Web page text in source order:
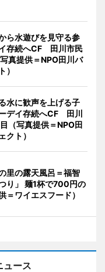
ら水遊びを見守る参
存続へCF 田川市民
真提供＝NPO田川バ
）
水に歓声を上げる子
デイ存続へCF 田川
（写真提供＝NPO田
クト）
里の露天風呂＝福智
り」 麺1杯で700円の
＝ワイエスフード）
ュース